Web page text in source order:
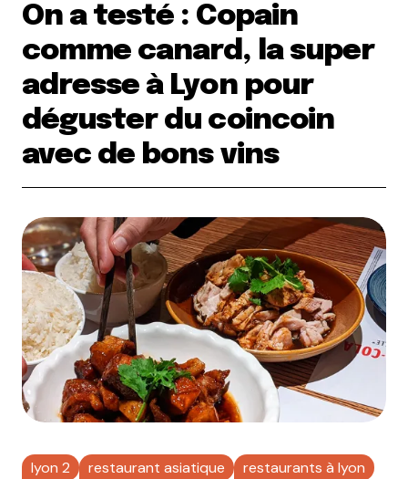
On a testé : Copain
comme canard, la super
adresse à Lyon pour
déguster du coincoin
avec de bons vins
lyon 2 restaurant asiatique restaurants à lyon